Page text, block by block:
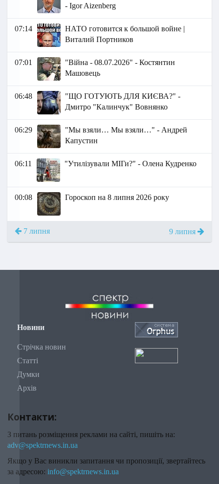
- Igor Aizenberg
07:14
НАТО готовится к большой войне |
Виталий Портников
07:01
"Війна - 08.07.2026" - Костянтин
Машовець
06:48
"ЩО ГОТУЮТЬ ДЛЯ КИЄВА?" -
Дмитро "Калинчук" Вовнянко
06:29
"Мы взяли… Мы взяли…" - Андрей
Капустин
06:11 "Утилізували МІГи?" - Олена Кудренко
00:08 Гороскоп на 8 липня 2026 року
7 липня 9 липня
Новини
Стрічка новин
Статті
Думки
Архів
Контакти:
З питань розміщення реклами на сайті, пишіть на:
adv@spektrnews.in.ua
Якщо у Вас виникли запитання чи пропозиції, звертайтесь
за адресою: info@spektrnews.in.ua